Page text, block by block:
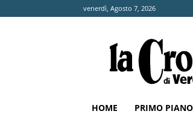
venerdì, Agosto 7, 2026
di
HOME PRIMO PIANO